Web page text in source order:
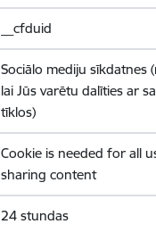
__cfduid
Sociālo mediju sīkdatnes
lai Jūs varētu dalīties ar
tīklos)
Cookie is needed for all
sharing content
24 stundas